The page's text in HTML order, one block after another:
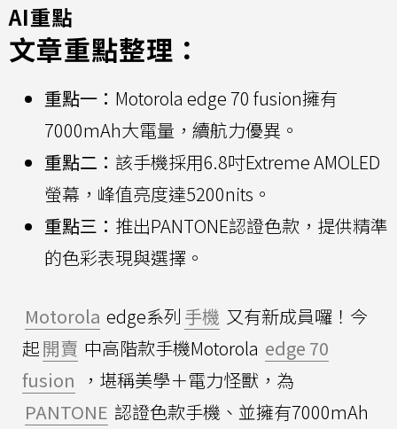
AI重點
文章重點整理：
重點一： Motorola edge 70 fusion擁有
7000mAh大電量，續航力優異。
重點二： 該手機採用6.8吋Extreme AMOLED
螢幕，峰值亮度達5200nits。
重點三： 推出PANTONE認證色款，提供精準
的色彩表現與選擇。
Motorola edge系列 手機 又有新成員囉！今
起開賣 中高階款手機Motorola edge 70
fusion ，堪稱美學＋電力怪獸，為
PANTONE 認證色款手機、並擁有7000mAh